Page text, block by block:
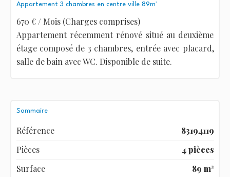
Appartement 3 chambres en centre ville 89m²
670 € / Mois (Charges comprises)
Appartement récemment rénové situé au deuxième
étage composé de 3 chambres, entrée avec placard,
salle de bain avec WC. Disponible de suite.
Sommaire
Référence
83194119
Pièces
4 pièces
Surface
89 m²